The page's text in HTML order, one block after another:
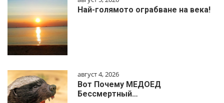
Най-голямото ограбване на века!
август 4, 2026
Вот Почему МЕДОЕД
Бессмертный…